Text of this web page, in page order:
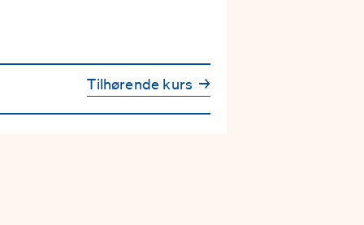
Tilhørende kurs →